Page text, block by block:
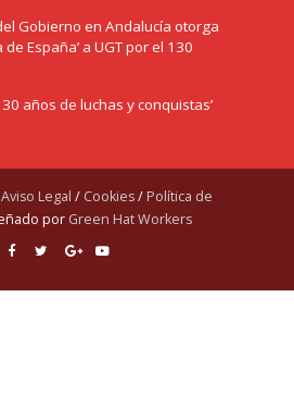
Gobierno en Andalucía otorga
España’ a UGT por el 130
años de luchas y conquistas’
Aviso Legal / Cookies/ Política de
por Green Hat Workers